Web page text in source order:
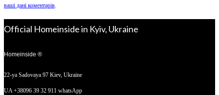
ваші дані коментарів.
Official Homeinside in Kyiv, Ukraine
Homeinside ®
22-ya Sadovaya 97 Kiev, Ukraine
UA +38096 39 32 911 whatsApp